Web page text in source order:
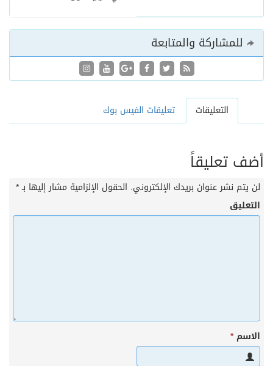
للمشاركة والمتابعة
التعليقات تعليقات الفيس بوك
أضف تعليقاً
لن يتم نشر عنوان بريدك الإلكتروني. الحقول الإلزامية مشار إليها بـ*
التعليق
الاسم*